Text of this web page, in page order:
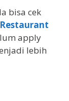
bisa cek
apply
lebih